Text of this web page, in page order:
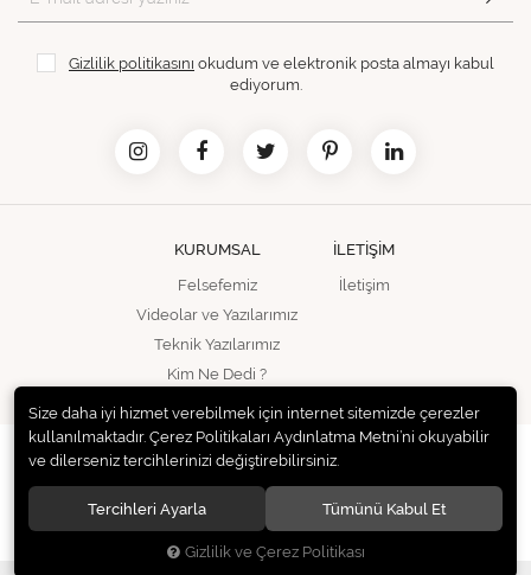
Gizlilik politikasını okudum ve elektronik posta almayı kabul
ediyorum.
KURUMSAL
Felsefemiz
Videolar ve Yazılarımız
Teknik Yazılarımız
Kim Ne Dedi ?
İLETİŞİM
İletişim
© 2020Timpani Ses ve Görüntü Sistemleri San. ve Tic. Ltd. Şti.
Size daha iyi hizmet verebilmek için internet sitemizde çerezler
kullanılmaktadır. Çerez Politikaları Aydınlatma Metni’ni okuyabilir
ve dilerseniz tercihlerinizi değiştirebilirsiniz.
Tercihleri Ayarla Tümünü Kabul Et
Gizlilik ve Çerez Politikası